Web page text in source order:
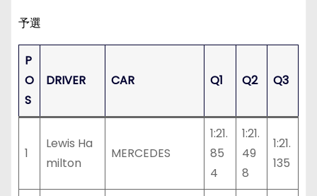
予選
P
O
S
DRIVER CAR Q1 Q2 Q3
1
Lewis Ha
milton
MERCEDES
1:21.
85
4
1:21.
49
8
1:21.
135